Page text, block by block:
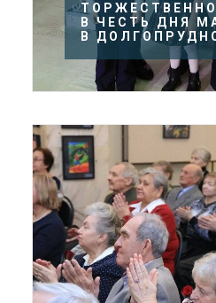
В ЧЕСТЬ ДНЯ
В